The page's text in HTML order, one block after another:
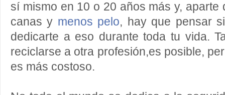
sí mismo en 10 o 20 años más y, aparte
canas y menos pelo, hay que pensar
dedicarte a eso durante toda tu vida.
reciclarse a otra profesión,es posible,
es más costoso.